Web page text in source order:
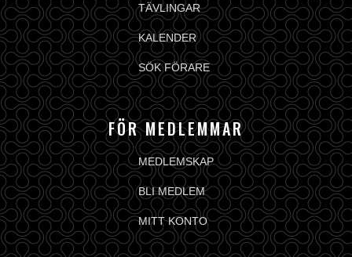
TÄVLINGAR
KALENDER
SÖK FÖRARE
FÖR MEDLEMMAR
MEDLEMSKAP
BLI MEDLEM
MITT KONTO